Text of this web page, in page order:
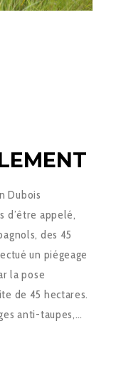
Dubois
d’être appelé,
des 45
un piégeage
la pose
de 45 hectares.
anti-taupes,…